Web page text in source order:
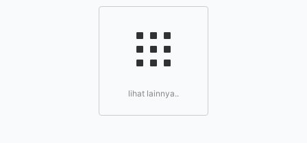
lihat lainnya..